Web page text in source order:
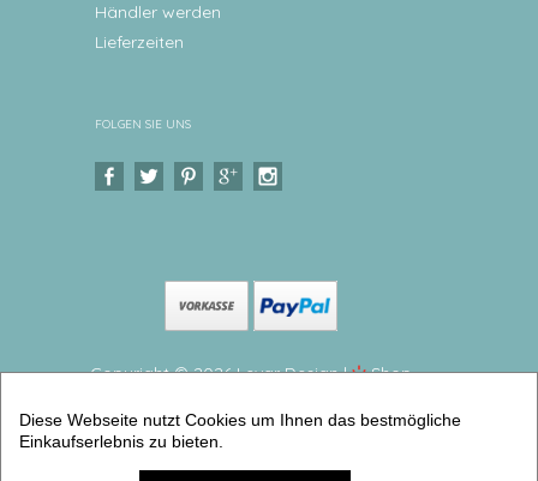
Händler werden
Lieferzeiten
FOLGEN SIE UNS
Copyright © 2026 Levar Design |
Shop
Kinderteller Geschirrset Waldtiere Personalisiertes
Kindergeschirr aus Melamin, 3 teilig (2er Geschirrset)
| Artikelnummer: 544120 -3
Diese Webseite nutzt Cookies um Ihnen das bestmögliche
Einkaufserlebnis zu bieten.